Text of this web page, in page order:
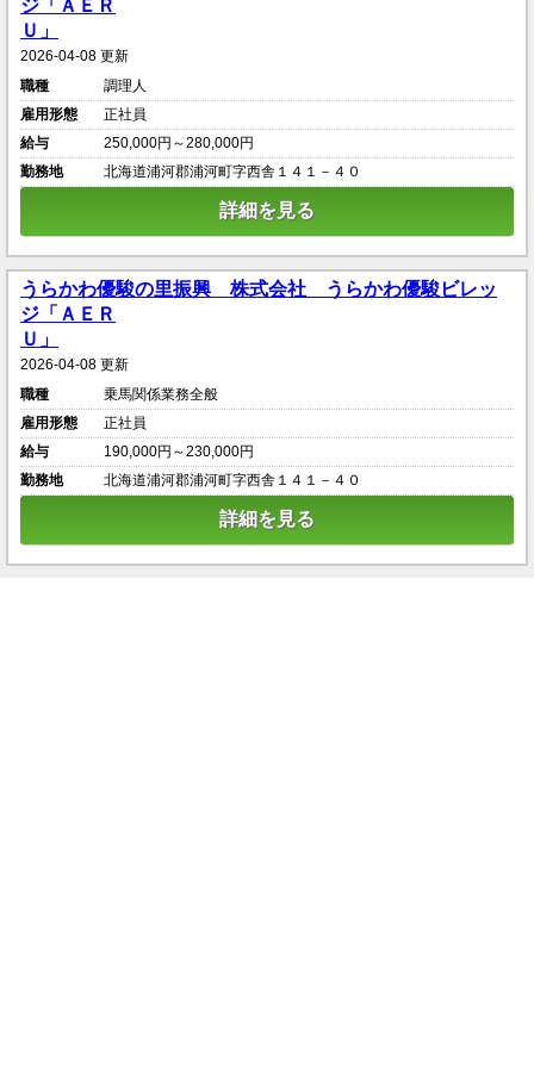
ジ「ＡＥＲ
Ｕ」
2026-04-08 更新
職種
調理人
雇用形態
正社員
給与
250,000円～280,000円
勤務地
北海道浦河郡浦河町字西舎１４１－４０
詳細を見る
うらかわ優駿の里振興 株式会社 うらかわ優駿ビレッ
ジ「ＡＥＲ
Ｕ」
2026-04-08 更新
職種
乗馬関係業務全般
雇用形態
正社員
給与
190,000円～230,000円
勤務地
北海道浦河郡浦河町字西舎１４１－４０
詳細を見る